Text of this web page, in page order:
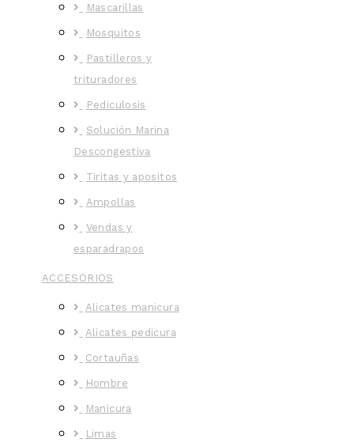
Mascarillas
Mosquitos
Pastilleros y
trituradores
Pediculosis
Solución Marina
Descongestiva
Tiritas y apositos
Ampollas
Vendas y
esparadrapos
ACCESORIOS
Alicates manicura
Alicates pedicura
Cortauñas
Hombre
Manicura
Limas